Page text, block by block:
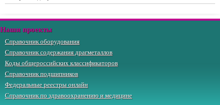
Наши проекты
Справочник оборудования
Справочник содержания драгметаллов
Коды общероссийских классификаторов
Справочник подшипников
Федеральные реестры онлайн
Справочник по здравоохранению и медицине